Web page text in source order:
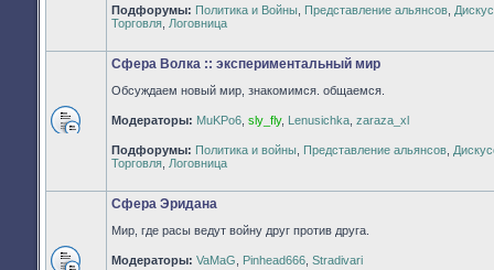
непрочитанных
сообщений
Подфорумы: Политика и Войны Представление альянсов
Торговля Логовница
непрочитанных
сообщений
Сфера Волка :: экспериментальный мир
Обсуждаем новый мир, знакомимся. общаемся.
Модераторы: MuKPo6 sly_fly, Lenusichka zaraza_xl
Подфорумы: Политика и войны Представление альянсов
Торговля Логовница
Сфера Эридана
Мир, где расы ведут войну друг против друга.
Модераторы: VaMaG Pinhead666 Stradivari